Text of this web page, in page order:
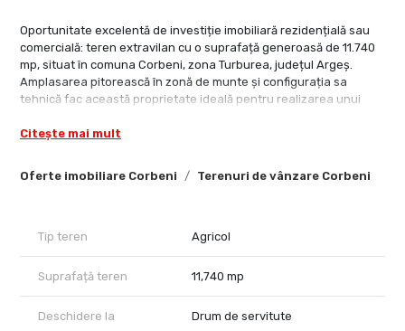
Oferte imobiliare Corbeni Terenuri de vânzare Corbeni
Oportunitate excelentă de investiție imobiliară rezidențială sau
comercială: teren extravilan cu o suprafață generoasă de 11.740
mp, situat în comuna Corbeni, zona Turburea, județul Argeș.
Amplasarea pitorească în zonă de munte și configurația sa
tehnică fac această proprietate ideală pentru realizarea unui
camping sau crearea de trasee pentru activități în aer liber.
Suprafață teren: 11.740 mp (clasificare extravilan, tip agricol)
Destinație propusă: Comercială / Agroturism (stil de viață sănătos
Lățime drum acces: Front accesibil cu lățimea drumului de 5.3
oferă potențial de parcelare
Citește mai mult
Tip teren Agricol
Suprafață teren 11,740 mp
Deschidere la Drum de servitute